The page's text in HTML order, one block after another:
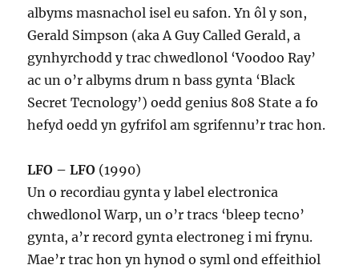
albyms masnachol isel eu safon. Yn ôl y son,
Gerald Simpson (aka A Guy Called Gerald, a
gynhyrchodd y trac chwedlonol ‘Voodoo Ray’
ac un o’r albyms drum n bass gynta ‘Black
Secret Tecnology’) oedd genius 808 State a fo
hefyd oedd yn gyfrifol am sgrifennu’r trac hon.
LFO – LFO (1990)
Un o recordiau gynta y label electronica
chwedlonol Warp, un o’r tracs ‘bleep tecno’
gynta, a’r record gynta electroneg i mi frynu.
Mae’r trac hon yn hynod o syml ond effeithiol